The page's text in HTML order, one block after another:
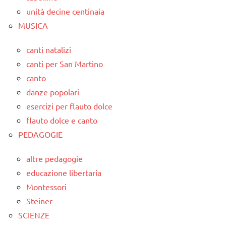
unità decine centinaia
MUSICA
canti natalizi
canti per San Martino
canto
danze popolari
esercizi per flauto dolce
flauto dolce e canto
PEDAGOGIE
altre pedagogie
educazione libertaria
Montessori
Steiner
SCIENZE